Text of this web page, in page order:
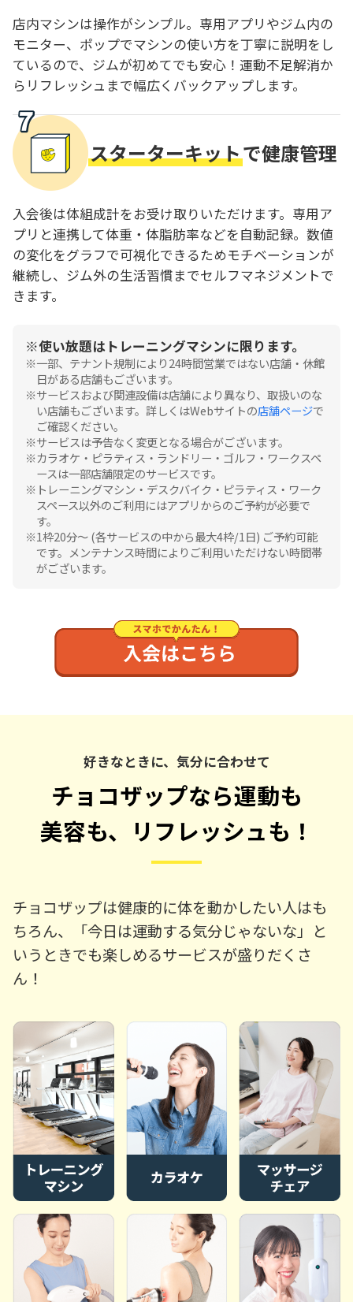
店内マシンは操作がシンプル。専用アプリやジム内の
モニター、ポップでマシンの使い方を丁寧に説明をし
ているので、ジムが初めてでも安心！運動不足解消か
らリフレッシュまで幅広くバックアップします。
スターターキットで健康管理
入会後は体組成計をお受け取りいただけます。専用ア
プリと連携して体重・体脂肪率などを自動記録。数値
の変化をグラフで可視化できるためモチベーションが
継続し、ジム外の生活習慣までセルフマネジメントで
きます。
使い放題はトレーニングマシンに限ります。
一部、テナント規制により24時間営業ではない店舗・休館
日がある店舗もございます。
サービスおよび関連設備は店舗により異なり、取扱いのな
い店舗もございます。詳しくはWebサイトの店舗ページで
ご確認ください。
サービスは予告なく変更となる場合がございます。
カラオケ・ピラティス・ランドリー・ゴルフ・ワークスペ
ースは一部店舗限定のサービスです。
トレーニングマシン・デスクバイク・ピラティス・ワーク
スペース以外のご利用にはアプリからのご予約が必要で
す。
1枠20分〜 (各サービスの中から最大4枠/1日) ご予約可能
です。メンテナンス時間によりご利用いただけない時間帯
がございます。
好きなときに、気分に合わせて
チョコザップなら運動も
美容も、リフレッシュも！
チョコザップは健康的に体を動かしたい人はも
ちろん、「今日は運動する気分じゃないな」と
いうときでも楽しめるサービスが盛りだくさ
ん！